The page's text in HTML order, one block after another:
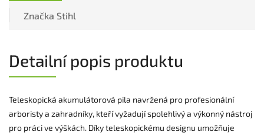
Značka Stihl
Detailní popis produktu
Teleskopická akumulátorová pila navržená pro profesionální
arboristy a zahradníky, kteří vyžadují spolehlivý a výkonný nástroj
pro práci ve výškách. Díky teleskopickému designu umožňuje